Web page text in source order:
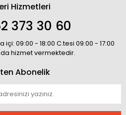
Hizmetleri
373 30 60
09:00 - 18:00 C.tesi 09:00 - 17:00
hizmet vermektedir.
Abonelik